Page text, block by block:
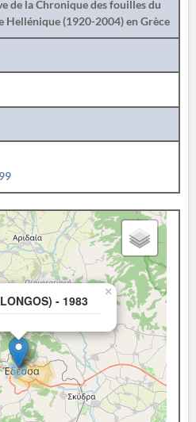
de la Chronique des fouilles du
Hellénique (1920-2004) en Grèce
- 1983
×